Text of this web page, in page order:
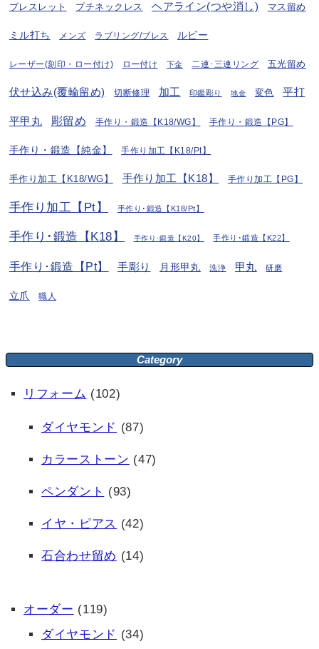
ブレスレット プチネックレス ヘアライン(つや消し) マス留め
ミル打ち メンズ ラブリング/ブレス ルビー
レーザー(刻印・ロー付け) ロー付け 下金 二連･三連リング 五光留め
伏せ込み(覆輪留め) 切断修理 加工 印鑑彫り 地金 変色 平打
平甲丸 彫留め 手作り・鍛造【K18/WG】 手作り・鍛造【PG】
手作り・鍛造【純金】 手作り加工【K18/Pt】
手作り加工【K18/WG】 手作り加工【K18】 手作り加工【PG】
手作り加工【Pt】 手作り･鍛造【K18/Pt】
手作り･鍛造【K18】 手作り･鍛造【K20】 手作り･鍛造【K22】
手作り･鍛造【Pt】 手彫り 月形甲丸 洗浄 甲丸 研磨
立爪 職人
Category
リフォーム (102)
ダイヤモンド (87)
カラーストーン (47)
ペンダント (93)
イヤ・ピアス (42)
石合わせ留め (14)
オーダー (119)
ダイヤモンド (34)